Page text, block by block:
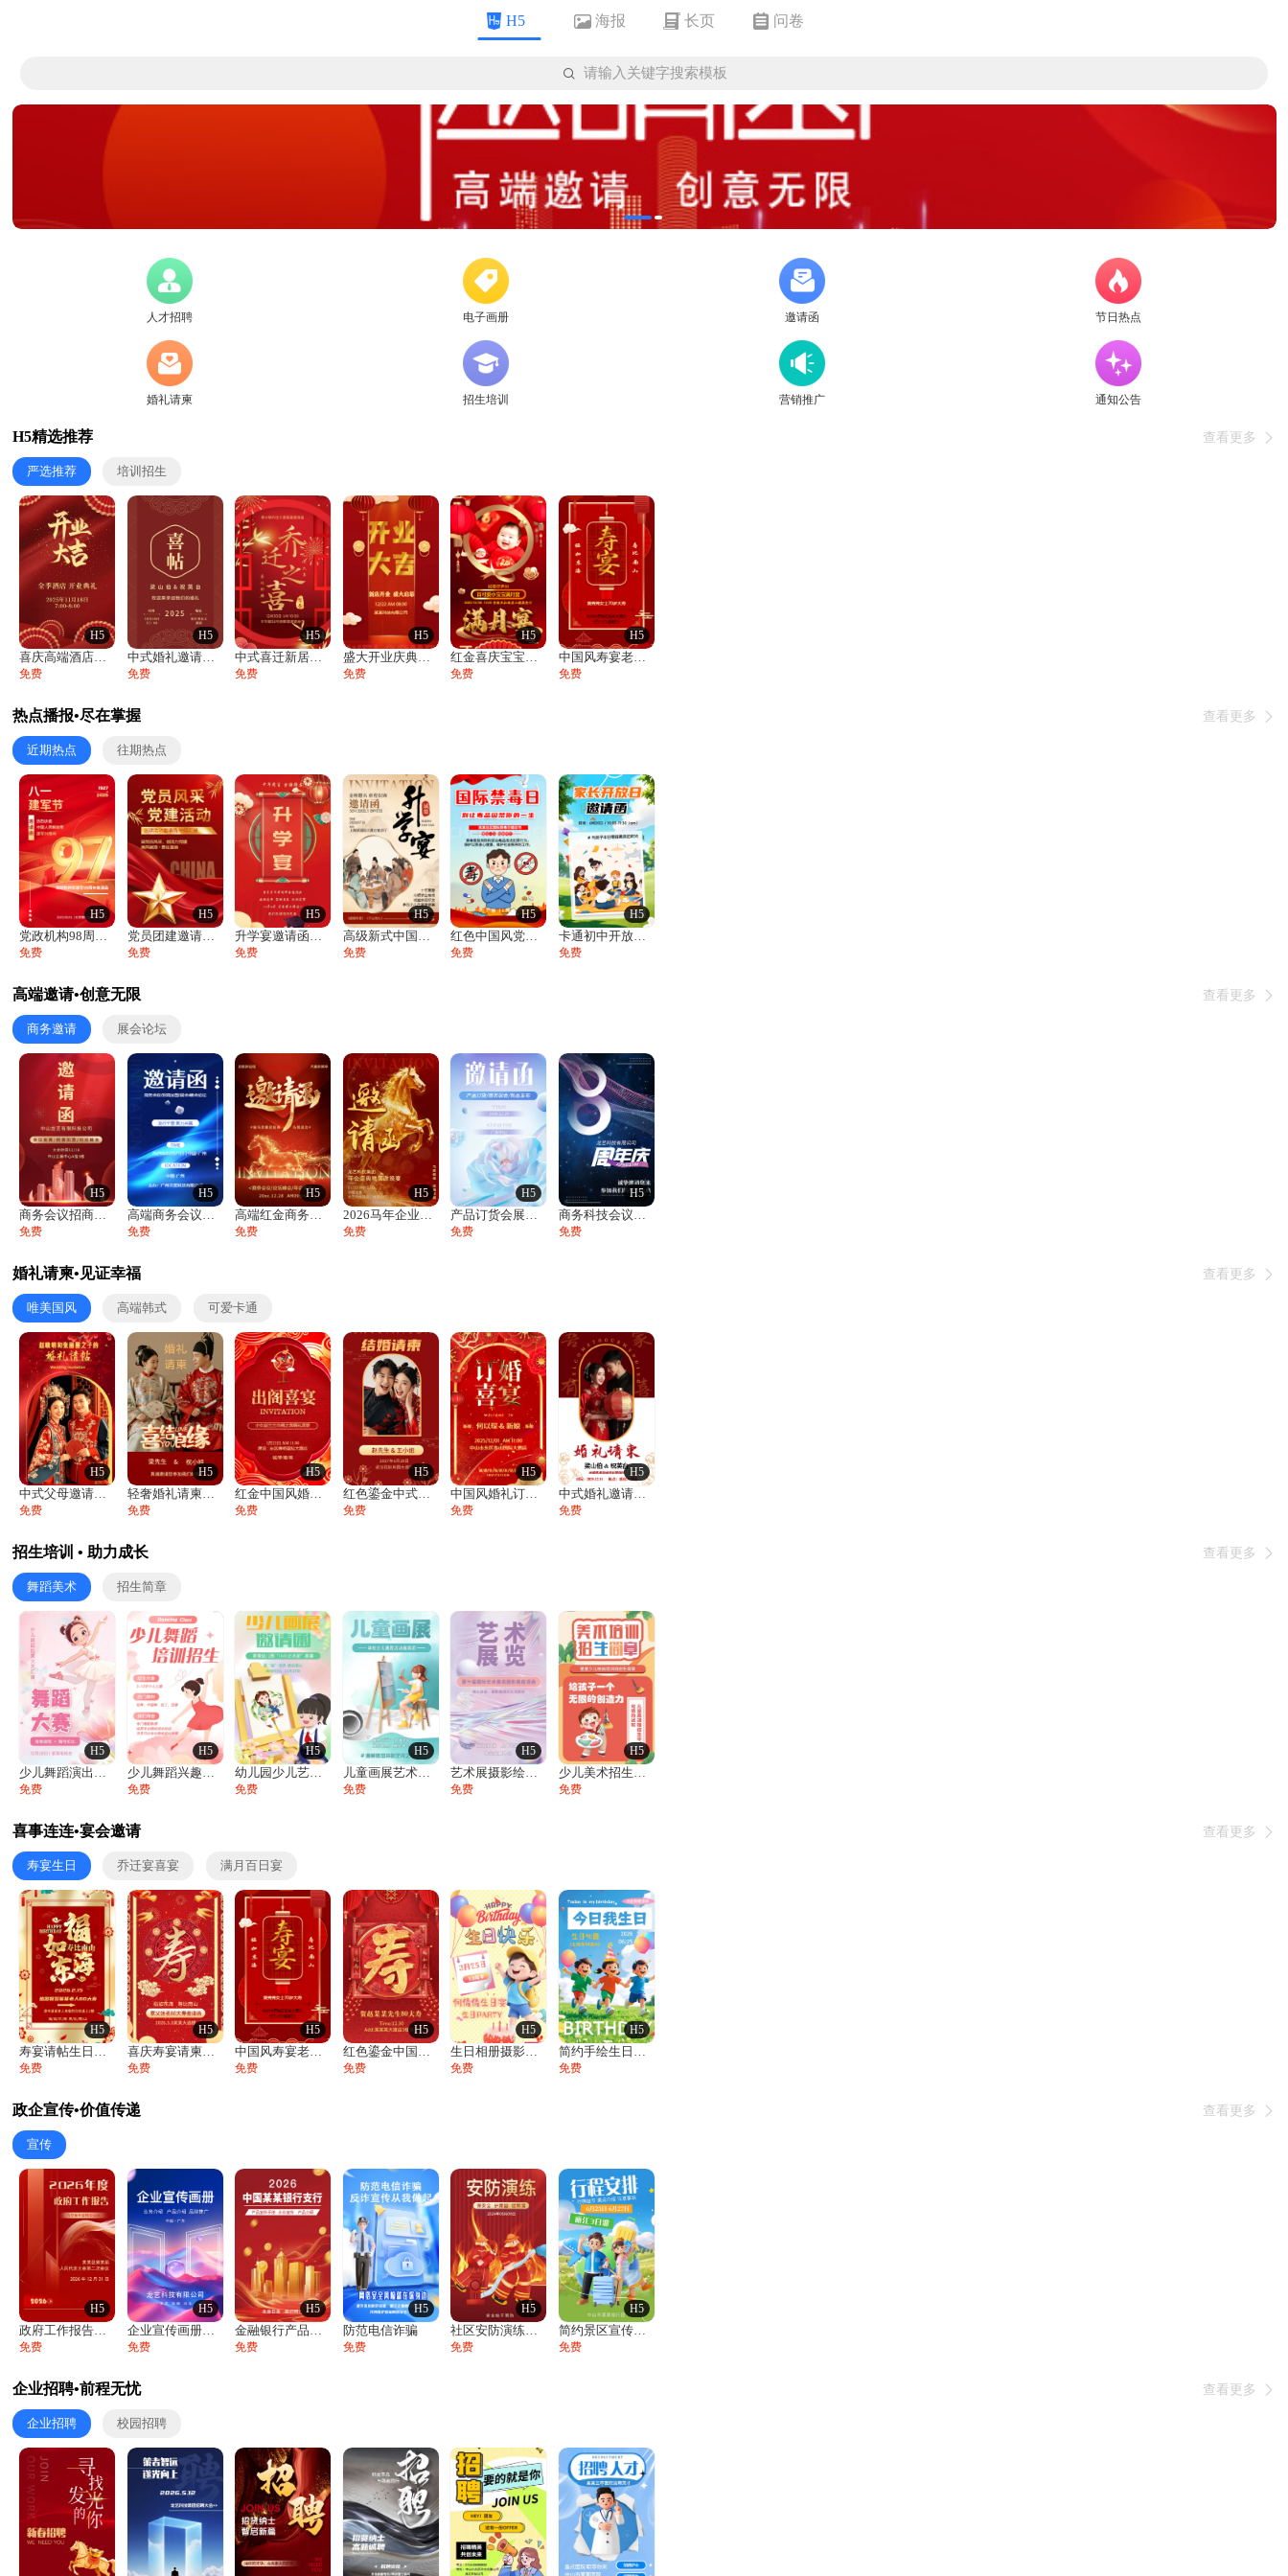
H5 海报 长页 问卷
 请输入关键字搜索模板
人才招聘 电子画册 邀请函 节日热点
婚礼请柬 招生培训 营销推广 通知公告
H5精选推荐 查看更多 
严选推荐 培训招生
H5
喜庆高端酒店开业大吉邀请函
免费
H5
中式婚礼邀请函中国风传统复古婚礼请柬请帖
免费
H5
中式喜迁新居乔迁之喜邀请函宴会请帖
免费
H5
盛大开业庆典活动开业活动邀请函
免费
H5
红金喜庆宝宝满月宴邀请函百日宴满月酒周岁
免费
H5
中国风寿宴老人生日宴会邀请函寿宴请帖请柬
免费
热点播报•尽在掌握 查看更多 
近期热点 往期热点
H5
党政机构98周年八一建军节庆祝晚会活动邀
免费
H5
党员团建邀请函党建活动风采党会工作汇报总
免费
H5
升学宴邀请函喜报金榜题名高端谢师宴邀请函
免费
H5
高级新式中国风升学宴谢师宴入学答谢宴邀请
免费
H5
红色中国风党政邀请函政府公益党建活动宣传
免费
H5
卡通初中开放日活动邀请函家长会活动邀请函
免费
高端邀请•创意无限 查看更多 
商务邀请 展会论坛
H5
商务会议招商展会科技峰会邀请函年会邀请
免费
H5
高端商务会议招商加盟展会峰会论坛邀请函
免费
H5
高端红金商务会议年会年终盛典答谢邀请函
免费
H5
2026马年企业年会盛典颁奖典礼答邀请函
免费
H5
产品订货会展会发布会邀请函
免费
H5
商务科技会议邀请函论坛峰会招商展会
免费
婚礼请柬•见证幸福 查看更多 
唯美国风 高端韩式 可爱卡通
H5
中式父母邀请函婚礼结婚请柬请贴父母邀请方
免费
H5
轻奢婚礼请柬婚礼邀请函结婚照请帖
免费
H5
红金中国风婚礼请柬出阁喜宴嫁女请帖出阁宴
免费
H5
红色鎏金中式喜庆唯美中国风结婚请柬邀请函
免费
H5
中国风婚礼订婚宴邀请函订婚请柬订婚喜宴
免费
H5
中式婚礼邀请函结婚请柬请帖喜帖
免费
招生培训 • 助力成长 查看更多 
舞蹈美术 招生简章
H5
少儿舞蹈演出舞蹈比赛跳舞大赛文艺汇演活动
免费
H5
少儿舞蹈兴趣班艺术培训学校招生宣传
免费
H5
幼儿园少儿艺术展览绘画展摄影作品展美术展
免费
H5
儿童画展艺术展览绘画展摄影作品展美术展
免费
H5
艺术展摄影绘画美术展邀请函
免费
H5
少儿美术招生培训班绘画素描艺术培训开学季
免费
喜事连连•宴会邀请 查看更多 
寿宴生日 乔迁宴喜宴 满月百日宴
H5
寿宴请帖生日宴邀请函老人寿星生日快乐祝寿
免费
H5
喜庆寿宴请柬老人生日宴会邀请函请柬过大寿
免费
H5
中国风寿宴老人生日宴会邀请函寿宴请帖请柬
免费
H5
红色鎏金中国风寿宴请柬生日宴大寿寿宴邀请
免费
H5
生日相册摄影风十岁宴生日宴活动邀请函
免费
H5
简约手绘生日贺卡祝福生日相册邀请函
免费
政企宣传•价值传递 查看更多 
宣传
H5
政府工作报告政府年终工作总结
免费
H5
企业宣传画册公司简介产品介绍业务宣传手册
免费
H5
金融银行产品宣传手册企业宣传产品介绍
免费
H5
防范电信诈骗
免费
H5
社区安防演练通知
免费
H5
简约景区宣传旅游公司产品介绍行程安排活动
免费
企业招聘•前程无忧 查看更多 
企业招聘 校园招聘